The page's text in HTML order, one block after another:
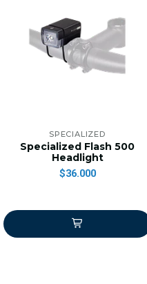
SPECIALIZED
Specialized Flash 500
Headlight
$36.000